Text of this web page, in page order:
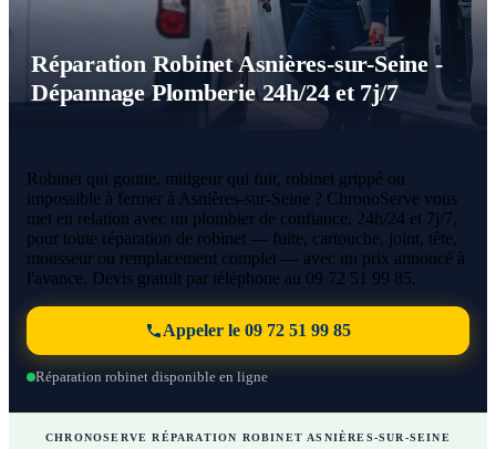
Réparation Robinet Asnières-sur-Seine -
Dépannage Plomberie 24h/24 et 7j/7
Robinet qui goutte, mitigeur qui fuit, robinet grippé ou
impossible à fermer à Asnières-sur-Seine ? ChronoServe vous
met en relation avec un plombier de confiance, 24h/24 et 7j/7,
pour toute réparation de robinet — fuite, cartouche, joint, tête,
mousseur ou remplacement complet — avec un prix annoncé à
l'avance. Devis gratuit par téléphone au 09 72 51 99 85.
Appeler le 09 72 51 99 85
Réparation robinet disponible en ligne
CHRONOSERVE RÉPARATION ROBINET ASNIÈRES-SUR-SEINE